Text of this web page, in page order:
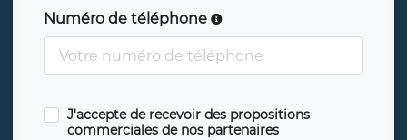
Numéro de téléphone
J'accepte de recevoir des propositions
commerciales de nos partenaires